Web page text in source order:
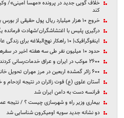
خلاف گویی جدید در پرونده «مهسا امینی»/
کند
خروج ۱۰ هزار میلیارد ریال پول حقیقی‌‌ از بورس به دنبال ناآرامی‌های اخیر‌
درگیری پلیس با اغتشاشگران/شهادت فرمانده
اینفوگرافیک| ۱۰ راهکار نهج‌البلاغه برای زندگی عاقلانه
حدود ۱۰ میلیون نفر طی سه هفته اخیر در سفرهای اربعین و مشهد شرکت کردند
۲۶۰۰ موکب در ایران و عراق خدمات‌رسانی کردند
۶۰۰ زائر گمشده اربعین در مرز مهران تحویل خانواده‌ها شد
آستان علوی (ع) فوت زائران در نتیجه ازدحام
فرانسه دست به دامن ایران شد
بیماری وزیر راه و شهرسازی چیست ؟ / نتیجه
دو نشانه جدید سویه اومیکرون شناسایی شد